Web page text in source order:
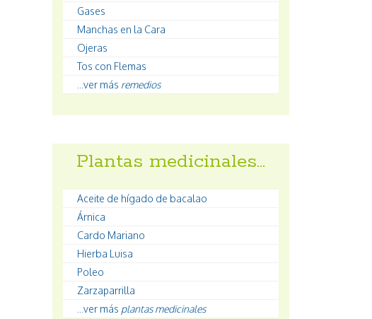
Gases
Manchas en la Cara
Ojeras
Tos con Flemas
...ver más remedios
Plantas medicinales…
Aceite de hígado de bacalao
Árnica
Cardo Mariano
Hierba Luisa
Poleo
Zarzaparrilla
...ver más plantas medicinales